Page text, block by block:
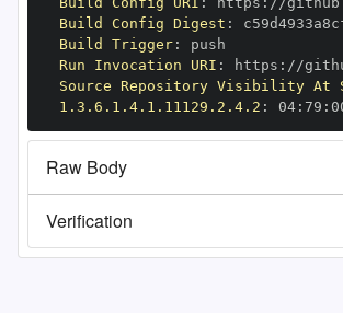
Build Config Digest :
Build Trigger:
Run Invocation URI : https :
Source Repository Visibility At
1.3.6.1.4.1.11129.2.4.2 : 04: 79 :
Raw Body
Verification